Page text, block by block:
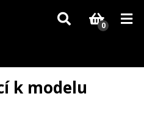
dodání dílů, které nejsou skladem,
za pochopení.
0
k modelu